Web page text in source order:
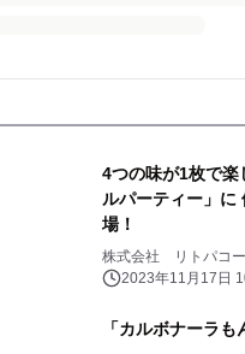
4つの味が1枚で楽
ルパーティー」に
場！
株式会社 リトパコ
2023年11月17日
「カルボナーラ